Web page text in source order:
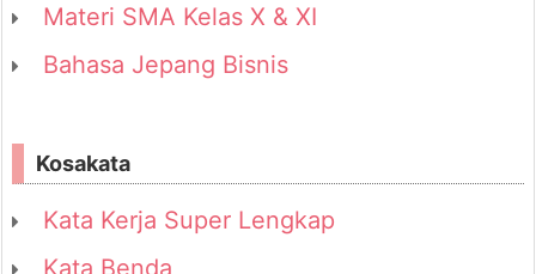
Materi SMA Kelas X & XI
Bahasa Jepang Bisnis
Kosakata
Kata Kerja Super Lengkap
Kata Benda